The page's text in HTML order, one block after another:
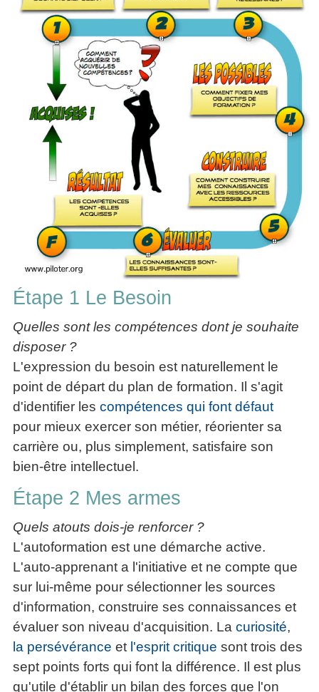
Étape 1 Le Besoin
Quelles sont les compétences dont je souhaite
disposer ?
L'expression du besoin est naturellement le
point de départ du plan de formation. Il s'agit
d'identifier les compétences qui font défaut
pour mieux exercer son métier, réorienter sa
carrière ou, plus simplement, satisfaire son
bien-être intellectuel.
Étape 2 Mes armes
Quels atouts dois-je renforcer ?
L'autoformation est une démarche active.
L'auto-apprenant a l'initiative et ne compte que
sur lui-même pour sélectionner les sources
d'information, construire ses connaissances et
évaluer son niveau d'acquisition. La curiosité,
la persévérance et l'esprit critique sont trois des
sept points forts qui font la différence. Il est plus
qu'utile d'établir un bilan des forces que l'on